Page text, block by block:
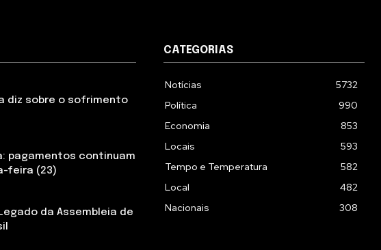
diz sobre o sofrimento
pagamentos continuam
feira (23)
da Assembleia de
CATEGORIAS
Notícias
5732
Política
990
Economia
853
Locais
593
Tempo e Temperatura
582
Local
482
Nacionais
308